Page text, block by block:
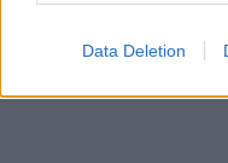
Data Deletion